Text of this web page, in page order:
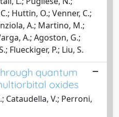
Huttin, O.; Venner, C.;
A.; Martino, M.;
A.; Agoston, G.;
Flueckiger, P.; Liu, S.
quantum
oxides
Cataudella, V.; Perroni,